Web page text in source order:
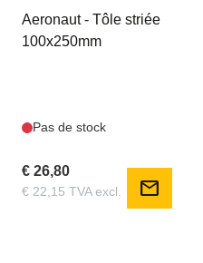
Aeronaut - Tôle striée
100x250mm
Pas de stock
€ 26,80
€ 22,15 TVA excl. mail